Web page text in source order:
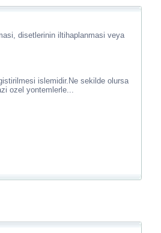
disetlerinin iltihaplanmasi veya
islemidir.Ne sekilde olursa
ozel yontemlerle...